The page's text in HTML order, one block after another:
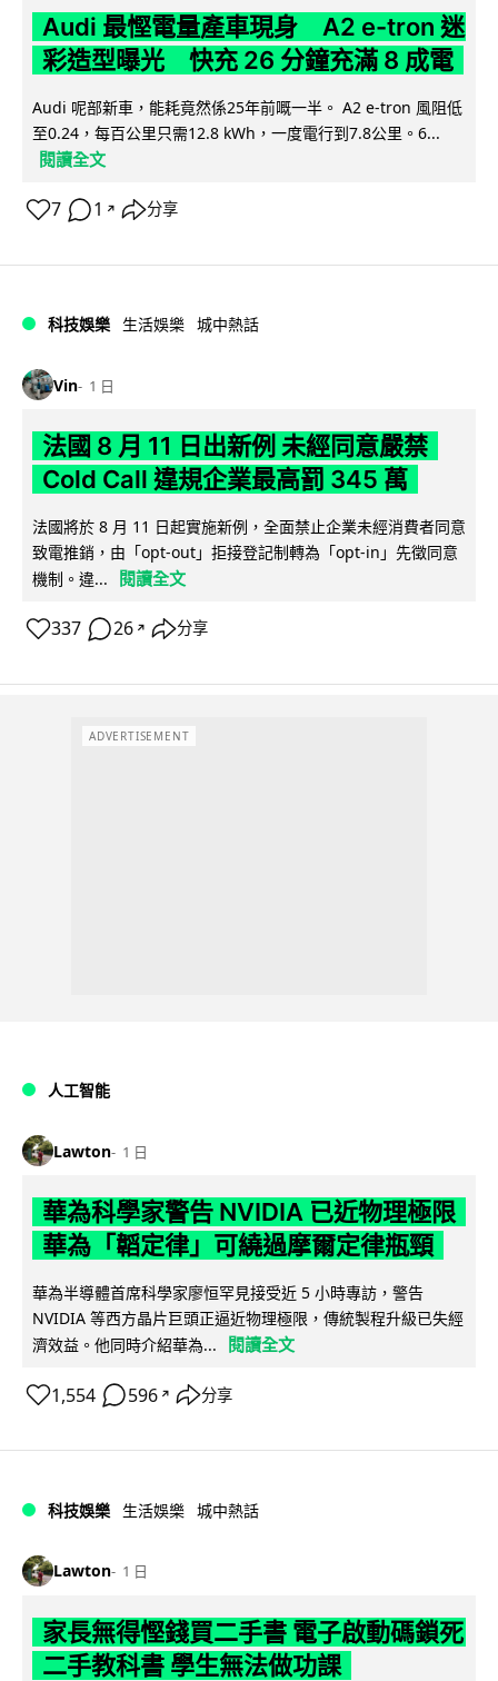
Audi 最慳電量產車現身 A2 e-tron 迷
彩造型曝光 快充 26 分鐘充滿 8 成電
Audi 呢部新車，能耗竟然係25年前嘅一半。 A2 e-tron 風阻低
至0.24，每百公里只需12.8 kWh，一度電行到7.8公里。6...
閱讀全文
7 1 ↗ 分享
科技娛樂 生活娛樂 城中熱話
Vin 1 日
法國 8 月 11 日出新例 未經同意嚴禁
Cold Call 違規企業最高罰 345 萬
法國將於 8 月 11 日起實施新例，全面禁止企業未經消費者同意
致電推銷，由「opt-out」拒接登記制轉為「opt-in」先徵同意
機制。違...
閱讀全文
337 26 ↗ 分享
ADVERTISEMENT
人工智能
Lawton 1 日
華為科學家警告 NVIDIA 已近物理極限
華為「韜定律」可繞過摩爾定律瓶頸
華為半導體首席科學家廖恒罕見接受近 5 小時專訪，警告
NVIDIA 等西方晶片巨頭正逼近物理極限，傳統製程升級已失經
濟效益。他同時介紹華為...
閱讀全文
1,554 596 ↗ 分享
科技娛樂 生活娛樂 城中熱話
Lawton 1 日
家長無得慳錢買二手書 電子啟動碼鎖死
二手教科書 學生無法做功課